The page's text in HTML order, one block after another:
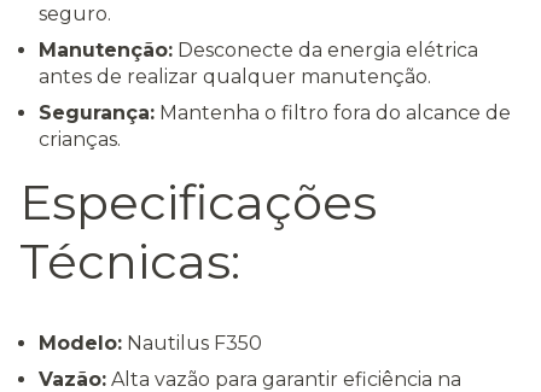
seguro.
Manutenção: Desconecte da energia elétrica
antes de realizar qualquer manutenção.
Segurança: Mantenha o filtro fora do alcance de
crianças.
Especificações
Técnicas:
Modelo: Nautilus F350
Vazão: Alta vazão para garantir eficiência na